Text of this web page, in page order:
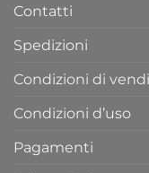
Contatti
Spedizioni
Condizioni di
Condizioni d’uso
Pagamenti